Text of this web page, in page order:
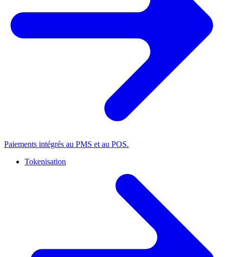
Paiements intégrés au PMS et au POS.
Tokenisation